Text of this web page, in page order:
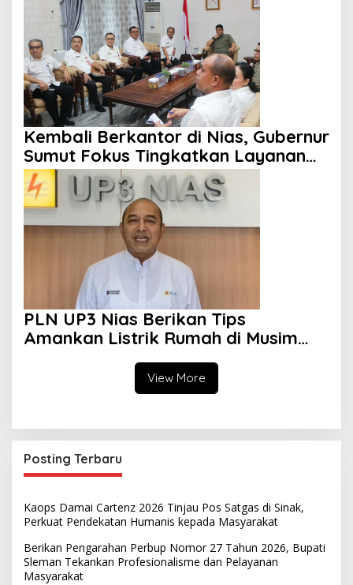
Kembali Berkantor di Nias, Gubernur
Sumut Fokus Tingkatkan Layanan
Kesehatan
PLN UP3 Nias Berikan Tips
Amankan Listrik Rumah di Musim
View More
Posting Terbaru
Kaops Damai Cartenz 2026 Tinjau Pos Satgas di Sinak,
Perkuat Pendekatan Humanis kepada Masyarakat
Berikan Pengarahan Perbup Nomor 27 Tahun 2026, Bupati
Sleman Tekankan Profesionalisme dan Pelayanan
Masyarakat